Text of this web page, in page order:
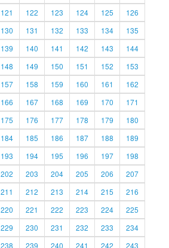
121 122 123 124 125
126
130 131 132 133 134
135
139 140 141 142 143
144
148 149 150 151 152
153
157 158 159 160 161
162
166 167 168 169 170
171
175 176 177 178 179
180
184 185 186 187 188
189
193 194 195 196 197
198
202 203 204 205 206
207
211 212 213 214 215
216
220 221 222 223 224
225
229 230 231 232 233
234
238 239 240 241 242 243